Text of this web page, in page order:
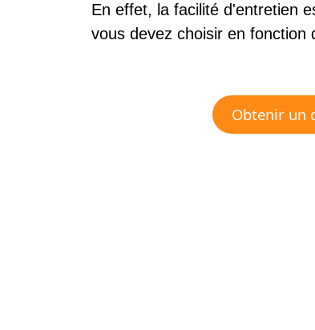
En effet, la facilité d'entretien
vous devez choisir en fonction
Obtenir un